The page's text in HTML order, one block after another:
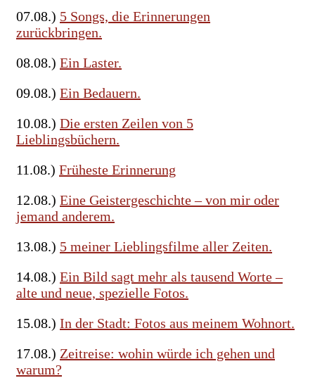
07.08.) 5 Songs, die Erinnerungen
zurückbringen.
08.08.) Ein Laster.
09.08.) Ein Bedauern.
10.08.) Die ersten Zeilen von 5
Lieblingsbüchern.
11.08.) Früheste Erinnerung
12.08.) Eine Geistergeschichte – von mir oder
jemand anderem.
13.08.) 5 meiner Lieblingsfilme aller Zeiten.
14.08.) Ein Bild sagt mehr als tausend Worte –
alte und neue, spezielle Fotos.
15.08.) In der Stadt: Fotos aus meinem Wohnort.
17.08.) Zeitreise: wohin würde ich gehen und
warum?